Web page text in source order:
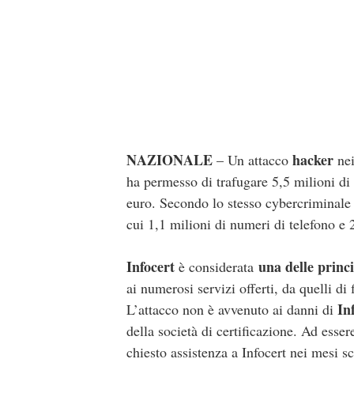
NAZIONALE – Un attacco hacker
ha permesso di trafugare 5,5 milioni
euro. Secondo lo stesso
cui 1,1 milioni di numeri di telefono
Infocert è considerata una delle
ai numerosi servizi offerti, da quelli di
L’attacco non è avvenuto ai danni di
della società di certificazione. Ad
chiesto assistenza a Infocert nei mesi